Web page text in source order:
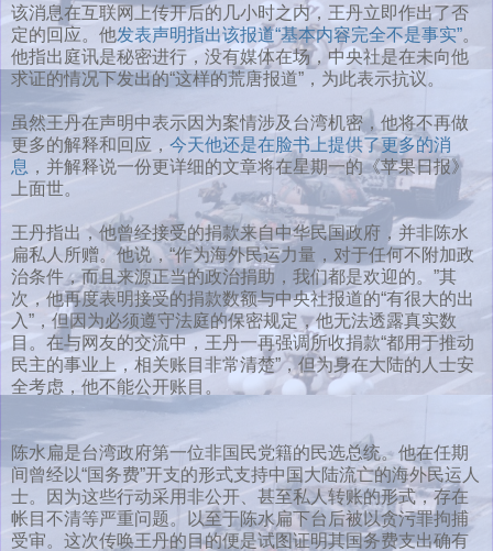
该消息在互联网上传开后的几小时之内，王丹立即作出了否
定的回应。他发表声明指出该报道“基本内容完全不是事实”。
他指出庭讯是秘密进行，没有媒体在场，中央社是在未向他
求证的情况下发出的“这样的荒唐报道”，为此表示抗议。
虽然王丹在声明中表示因为案情涉及台湾机密，他将不再做
更多的解释和回应， 今天他还是在脸书上提供了更多的消
息 ，并解释说一份更详细的文章将在星期一的《苹果日报》
上面世。
王丹指出，他曾经接受的捐款来自中华民国政府，并非陈水
扁私人所赠。他说，“作为海外民运力量，对于任何不附加政
治条件，而且来源正当的政治捐助，我们都是欢迎的。”其
次，他再度表明接受的捐款数额与中央社报道的“有很大的出
入”，但因为必须遵守法庭的保密规定，他无法透露真实数
目。在与网友的交流中，王丹一再强调所收捐款“都用于推动
民主的事业上，相关账目非常清楚”，但为身在大陆的人士安
全考虑，他不能公开账目。
陈水扁是台湾政府第一位非国民党籍的民选总统。他在任期
间曾经以“国务费”开支的形式支持中国大陆流亡的海外民运人
士。因为这些行动采用非公开、甚至私人转账的形式，存在
帐目不清等严重问题。以至于陈水扁下台后被以贪污罪拘捕
受审。这次传唤王丹的目的便是试图证明其国务费支出确有